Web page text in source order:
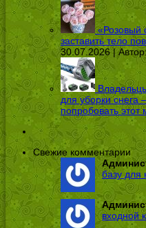
«Розовый
заставить тело
30.07.2026 |
для уборки снега
попробовать этот
Свежие комментарии
базу для
входной